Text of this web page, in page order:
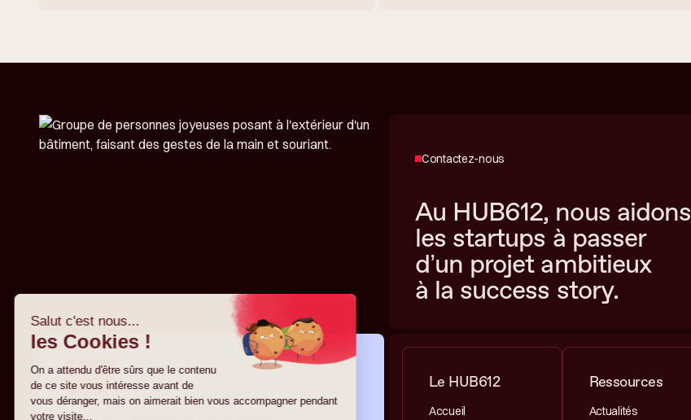
Contactez-nous
Au HUB612, nous aidons
les startups à passer
d’un projet ambitieux
à la success story.
Le HUB612
Accueil
Ressources
Actualités